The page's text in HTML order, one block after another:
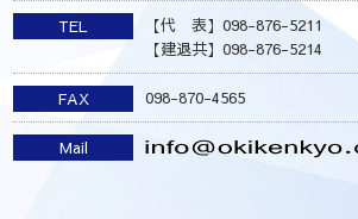
TEL
【代 表】098-876-5211
【建退共】098-876-5214
FAX 098-870-4565
Mail